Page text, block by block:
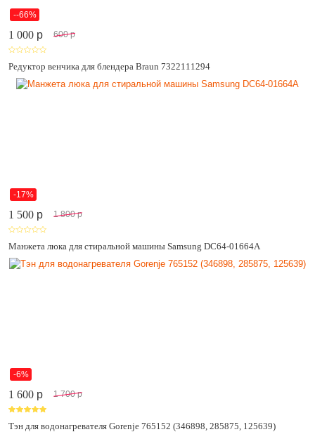
--66%
1 000 p 600 p
Редуктор венчика для блендера Braun 7322111294
-17%
1 500 p 1 800 p
Манжета люка для стиральной машины Samsung DC64-01664A
-6%
1 600 p 1 700 p
Тэн для водонагревателя Gorenje 765152 (346898, 285875, 125639)